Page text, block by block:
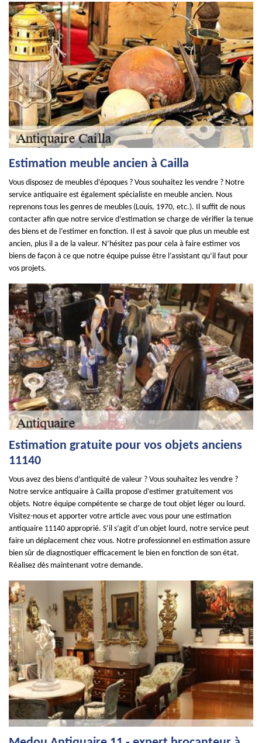
Estimation meuble ancien à Cailla
Vous disposez de meubles d’époques ? Vous souhaitez les vendre ? Notre
service antiquaire est également spécialiste en meuble ancien. Nous
reprenons tous les genres de meubles (Louis, 1970, etc.). Il suffit de nous
contacter afin que notre service d’estimation se charge de vérifier la tenue
des biens et de l’estimer en fonction. Il est à savoir que plus un meuble est
ancien, plus il a de la valeur. N’hésitez pas pour cela à faire estimer vos
biens de façon à ce que notre équipe puisse être l’assistant qu’il faut pour
vos projets.
Estimation gratuite pour vos objets anciens
11140
Vous avez des biens d’antiquité de valeur ? Vous souhaitez les vendre ?
Notre service antiquaire à Cailla propose d’estimer gratuitement vos
objets. Notre équipe compétente se charge de tout objet léger ou lourd.
Visitez-nous et apporter votre article avec vous pour une estimation
antiquaire 11140 approprié. S’il s’agit d’un objet lourd, notre service peut
faire un déplacement chez vous. Notre professionnel en estimation assure
bien sûr de diagnostiquer efficacement le bien en fonction de son état.
Réalisez dès maintenant votre demande.